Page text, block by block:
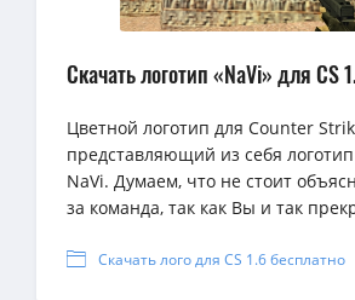
Скачать логотип «NaVi» для CS
Цветной логотип для Counter
представляющий из себя
NaVi. Думаем, что не стоит
за команда, так как Вы и так
Скачать лого для CS 1.6 бесплатно